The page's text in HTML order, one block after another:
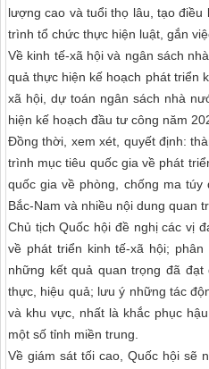
lượng cao và tuổi thọ lâu, tạo
trình tổ chức thực hiện luật, gắn
Về kinh tế-xã hội và ngân sách
quả thực hiện kế hoạch phát triển
xã hội, dự toán ngân sách nhà
hiện kế hoạch đầu tư công năm
Đồng thời, xem xét, quyết định:
trình mục tiêu quốc gia về phát
quốc gia về phòng, chống ma
Bắc-Nam và nhiều nội dung quan
Chủ tịch Quốc hội đề nghị các vị
về phát triển kinh tế-xã hội;
những kết quả quan trọng đã
thực, hiệu quả; lưu ý những tác
và khu vực, nhất là khắc phục
một số tỉnh miền trung.
Về giám sát tối cao, Quốc hội sẽ